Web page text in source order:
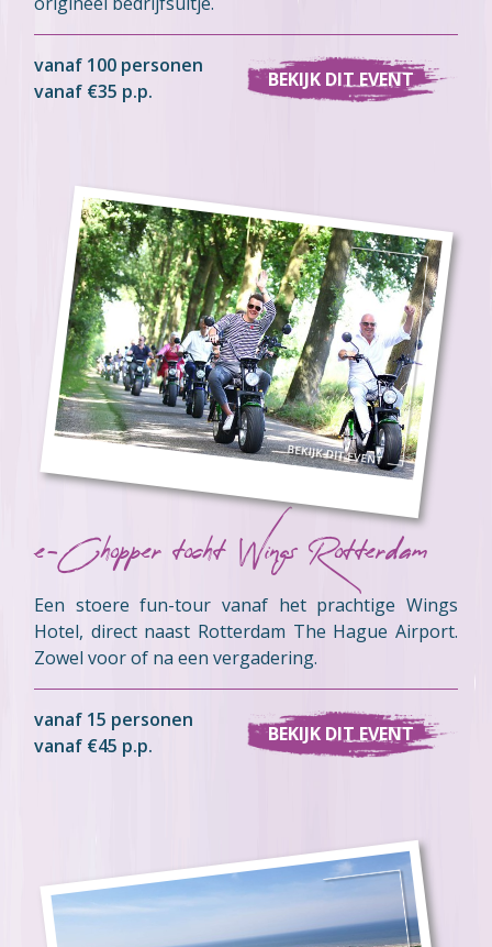
vanaf 100 personen
vanaf €35 p.p.
BEKIJK DIT EVENT
e-Chopper tocht Wings Rotterdam
Een stoere fun-tour vanaf het prachtige Wings
Hotel, direct naast Rotterdam The Hague Airport.
Zowel voor of na een vergadering.
vanaf 15 personen
vanaf €45 p.p.
BEKIJK DIT EVENT